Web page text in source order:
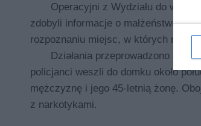
Operacyjni z Wydziału do walki
zdobyli informacje o małżeństwie
rozpoznaniu miejsc, w których
Działania przeprowadzono na
policjanci weszli do domku około
mężczyznę i jego 45-letnią żonę.
z narkotykami.